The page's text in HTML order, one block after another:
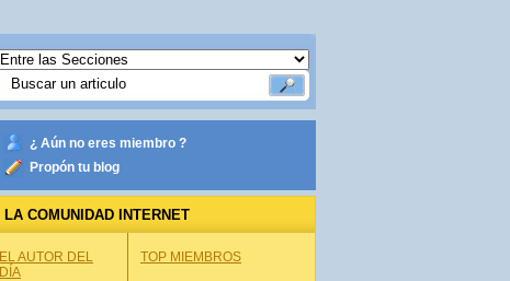
¿ Aún no eres miembro ?
Propón tu blog
LA COMUNIDAD INTERNET
EL AUTOR DEL
DÍA
TOP MIEMBROS